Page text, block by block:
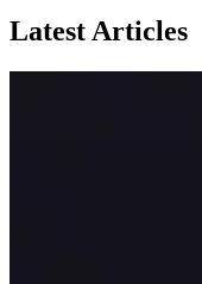
Latest Articles